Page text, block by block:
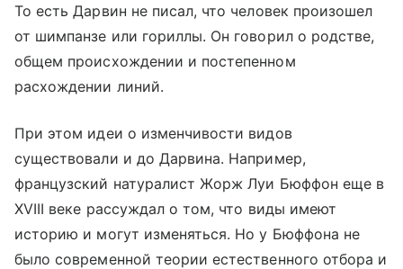
То есть Дарвин не писал, что человек произошел
от шимпанзе или гориллы. Он говорил о родстве,
общем происхождении и постепенном
расхождении линий.
При этом идеи о изменчивости видов
существовали и до Дарвина. Например,
французский натуралист Жорж Луи Бюффон еще в
XVIII веке рассуждал о том, что виды имеют
историю и могут изменяться. Но у Бюффона не
было современной теории естественного отбора и